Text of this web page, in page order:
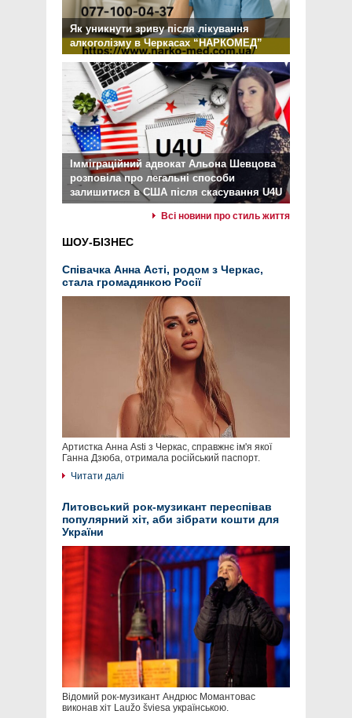
Як уникнути зриву після лікування
алкоголізму в Черкасах “НАРКОМЕД”
Імміграційний адвокат Альона Шевцова
розповіла про легальні способи
залишитися в США після скасування U4U
Всі новини про стиль життя
ШОУ-БІЗНЕС
Співачка Анна Асті, родом з Черкас,
стала громадянкою Росії
Артистка Анна Asti з Черкас, справжнє ім'я якої
Ганна Дзюба, отримала російський паспорт.
Читати далі
Литовський рок-музикант переспівав
популярний хіт, аби зібрати кошти для
України
Відомий рок-музикант Андрюс Момантовас
виконав хіт Laužo šviesa українською.